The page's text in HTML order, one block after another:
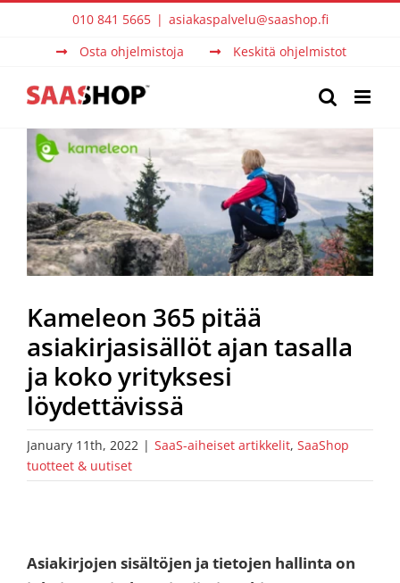
010 841 5665 | asiakaspalvelu@saashop.fi
Osta ohjelmistoja
Keskitä ohjelmistot
View
Larger
Image
Kameleon 365 pitää
asiakirjasisällöt ajan tasalla
ja koko yrityksesi
löydettävissä
January 11th, 2022 | SaaS-aiheiset artikkelit, SaaShop
tuotteet & uutiset
Asiakirjojen sisältöjen ja tietojen hallinta on